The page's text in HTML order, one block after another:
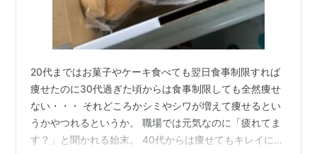
20代まではお菓子やケーキ食べても翌日食事制限すれば
痩せたのに30代過ぎた頃からは食事制限しても全然痩せ
ない・・・ それどころかシミやシワが増えて痩せるとい
うかやつれるというか。 職場では元気なのに「疲れてま
す？」と聞かれる始末。 40代からは痩せてもキレイにな